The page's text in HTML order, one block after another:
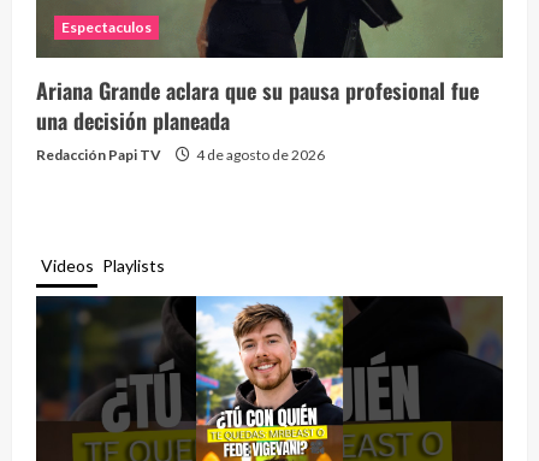
Espectaculos
Ariana Grande aclara que su pausa profesional fue
una decisión planeada
Redacción Papi TV 4 de agosto de 2026
Videos Playlists